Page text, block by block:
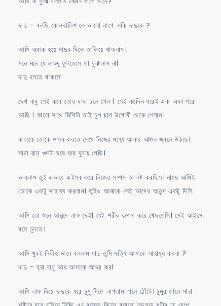
দাদু – বলছি কোলবালিশ কে ভালো লাগে নাকি দাদুকে ?
আমি অবাক হয়ে দাদুর দিকে তাকিয়ে থাকলাম।
মনে মনে যে লাড্ডু ফুটতেসে তা বুঝালাম না।
দাদু বলতে থাকলো
দেখ বাবু সেই কবে তোর দাদা চলে গেল । সেই বহুদিন ধরেই একা একা পরে
আছি । কারো সাথে মিশিনি তাই চুপ চাপ উপোষী থেকে গেলাম।
কালকে তোকে ওসব করতে দেখে নিজের মধ্যে আবার আগুন জ্বলে উঠছে।
সারা রাত গুদটা ঘষে ঘষে ঘুনায় গেছি।
ভাবলাম তুই এভাবে এইসব করে নিজের সম্পদ তা নষ্ট করছিস। নাহয় আমিই
তোকে একটু সাহায্য করলাম। তুইও আমাকে সেই আগের আনন্দ একটু দিলি
আমি তো শুনে আনন্দে লাফ দেই। যেই শরীর কল্পনা করে খেছতেসি। সেই আইসে
বলে চুদতে।
আমি খুবই নিরীহ ভাবে বললাম দাদু তুমি সত্যি আমাকে সাহায্য করবা ?
দাদু – হ্যা বাবু আয় আমাকে আদর কর।
আমি লাফ দিয়ে দাদুকে ধরে চুমু দিতে লাগলাম গালে ঠোঁটে। চুমুর তালে সারা